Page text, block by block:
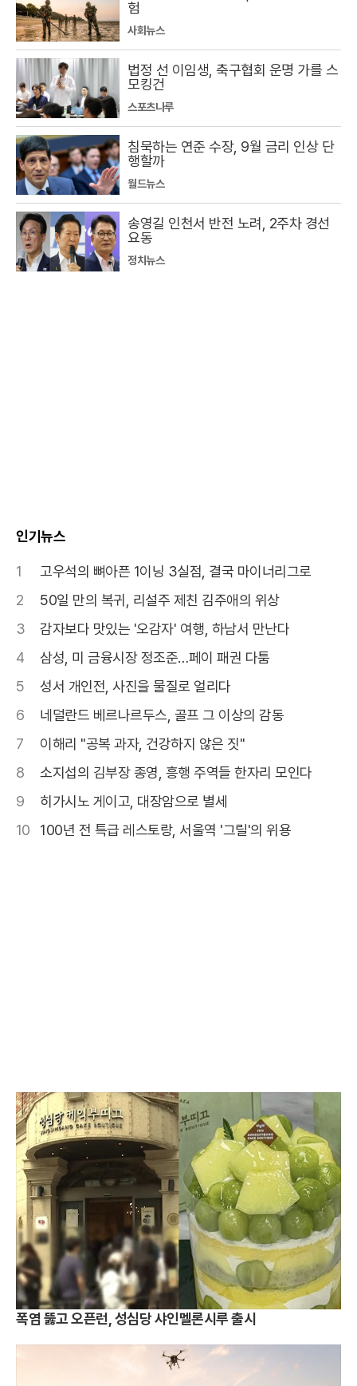
험
사회뉴스
법정 선 이임생, 축구협회 운명 가를 스
모킹건
스포츠나루
침묵하는 연준 수장, 9월 금리 인상 단
행할까
월드뉴스
송영길 인천서 반전 노려, 2주차 경선
요동
정치뉴스
인기뉴스
1
고우석의 뼈아픈 1이닝 3실점, 결국 마이너리그로
2
50일 만의 복귀, 리설주 제친 김주애의 위상
3
감자보다 맛있는 '오감자' 여행, 하남서 만난다
4
삼성, 미 금융시장 정조준…페이 패권 다툼
5
성서 개인전, 사진을 물질로 얼리다
6
네덜란드 베르나르두스, 골프 그 이상의 감동
7
이해리 "공복 과자, 건강하지 않은 짓"
8
소지섭의 김부장 종영, 흥행 주역들 한자리 모인다
9
히가시노 게이고, 대장암으로 별세
10
100년 전 특급 레스토랑, 서울역 '그릴'의 위용
폭염 뚫고 오픈런, 성심당 샤인멜론시루 출시